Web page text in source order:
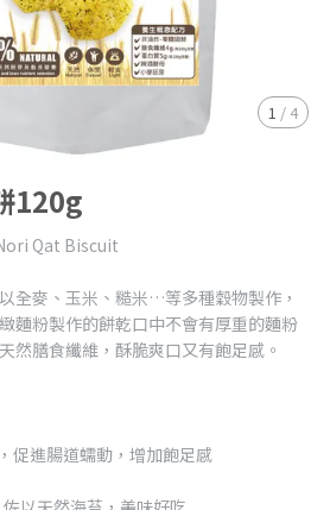
1 / 4
120g
Qat Biscuit
全麥、玉米、糙米…等多種穀物製作，
麵粉製作的餅乾口中不會有厚重的麵粉
然膳食纖維，酥脆爽口又有飽足感。
促進腸道蠕動，增加飽足感